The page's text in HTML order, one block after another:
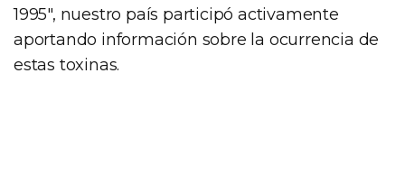
1995", nuestro país participó activamente
aportando información sobre la ocurrencia de
estas toxinas.